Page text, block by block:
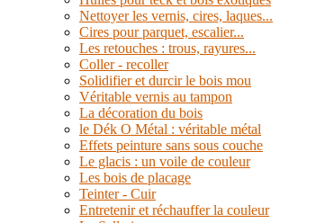
Nettoyer les vernis, cires, laques...
Cires pour parquet, escalier...
Les retouches : trous, rayures...
Coller - recoller
Solidifier et durcir le bois mou
Véritable vernis au tampon
La décoration du bois
le Dék O Métal : véritable métal
Effets peinture sans sous couche
Le glacis : un voile de couleur
Les bois de placage
Teinter - Cuir
Entretenir et réchauffer la couleur